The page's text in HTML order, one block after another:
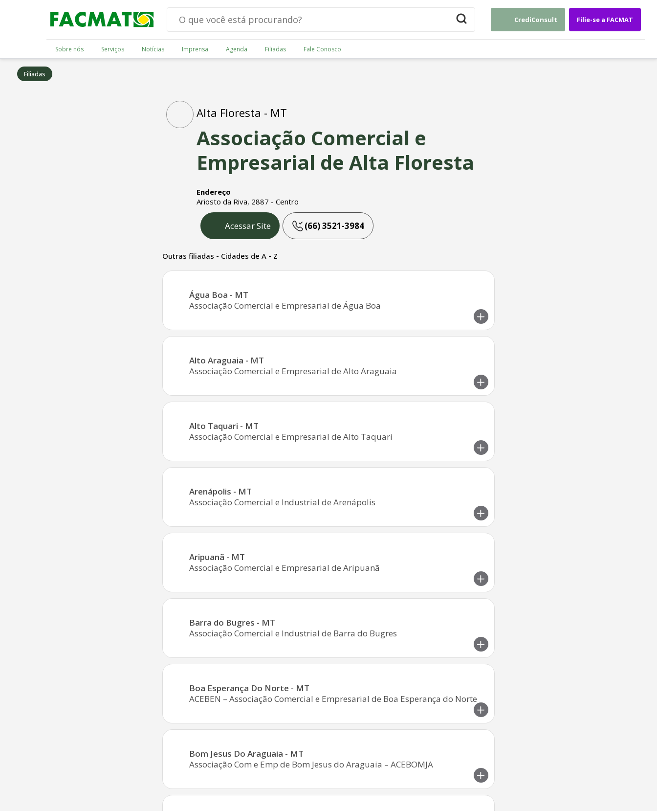
CrediConsult Filie-se a FACMAT
Sobre nós Serviços Notícias Imprensa Agenda Filiadas Fale Conosco
Filiadas
Alta Floresta - MT
Associação Comercial e
Empresarial de Alta Floresta
Endereço
Ariosto da Riva, 2887 - Centro
Acessar Site (66) 3521-3984
Outras filiadas - Cidades de A - Z
Água Boa - MT
Associação Comercial e Empresarial de Água Boa
Alto Araguaia - MT
Associação Comercial e Empresarial de Alto Araguaia
Alto Taquari - MT
Associação Comercial e Empresarial de Alto Taquari
Arenápolis - MT
Associação Comercial e Industrial de Arenápolis
Aripuanã - MT
Associação Comercial e Empresarial de Aripuanã
Barra do Bugres - MT
Associação Comercial e Industrial de Barra do Bugres
Boa Esperança Do Norte - MT
ACEBEN – Associação Comercial e Empresarial de Boa Esperança do Norte
Bom Jesus Do Araguaia - MT
Associação Com e Emp de Bom Jesus do Araguaia – ACEBOMJA